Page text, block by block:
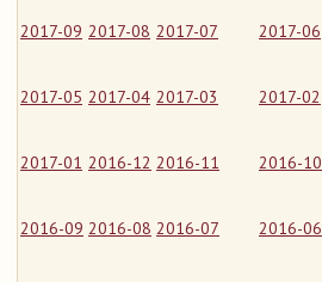
2017-09 2017-08 2017-07 2017-06
2017-05 2017-04 2017-03 2017-02
2017-01 2016-12 2016-11 2016-10
2016-09 2016-08 2016-07 2016-06